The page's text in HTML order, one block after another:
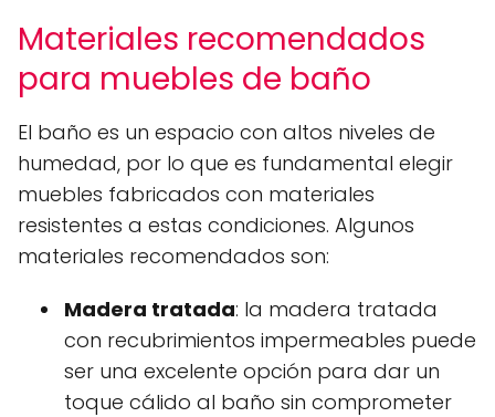
Materiales recomendados
para muebles de baño
El baño es un espacio con altos niveles de
humedad, por lo que es fundamental elegir
muebles fabricados con materiales
resistentes a estas condiciones. Algunos
materiales recomendados son:
Madera tratada: la madera tratada
con recubrimientos impermeables puede
ser una excelente opción para dar un
toque cálido al baño sin comprometer